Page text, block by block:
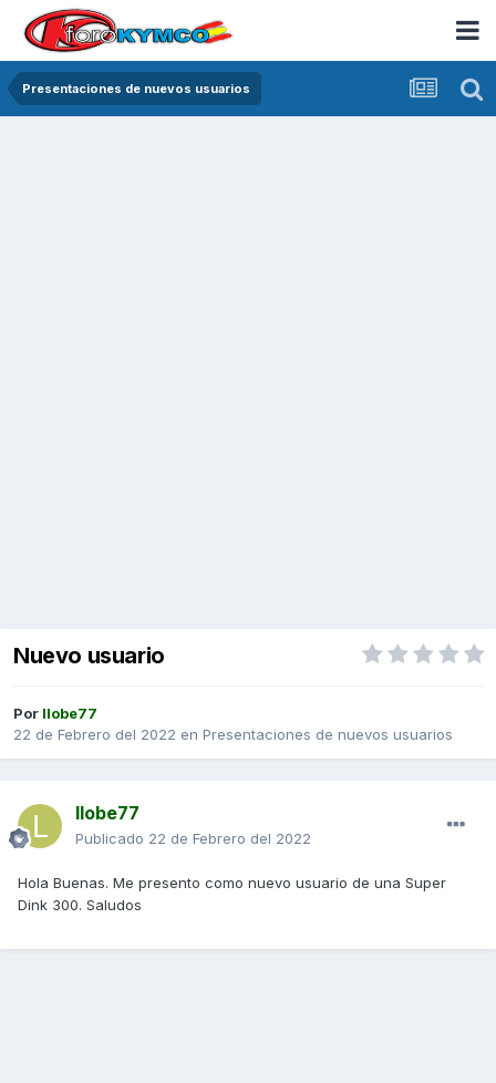
Presentaciones de nuevos usuarios
Nuevo usuario
Por llobe77
22 de Febrero del 2022 en Presentaciones de nuevos usuarios
llobe77
Publicado 22 de Febrero del 2022
Hola Buenas. Me presento como nuevo usuario de una Super
Dink 300. Saludos